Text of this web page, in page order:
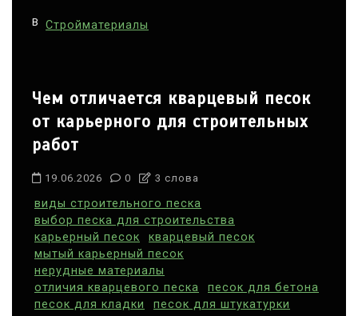
В Стройматериалы
Чем отличается кварцевый песок
от карьерного для строительных
работ
19.06.2026 0 3 слова
виды строительного песка
выбор песка для строительства
карьерный песок
кварцевый песок
мытый карьерный песок
нерудные материалы
отличия кварцевого песка
песок для бетона
песок для кладки
песок для штукатурки